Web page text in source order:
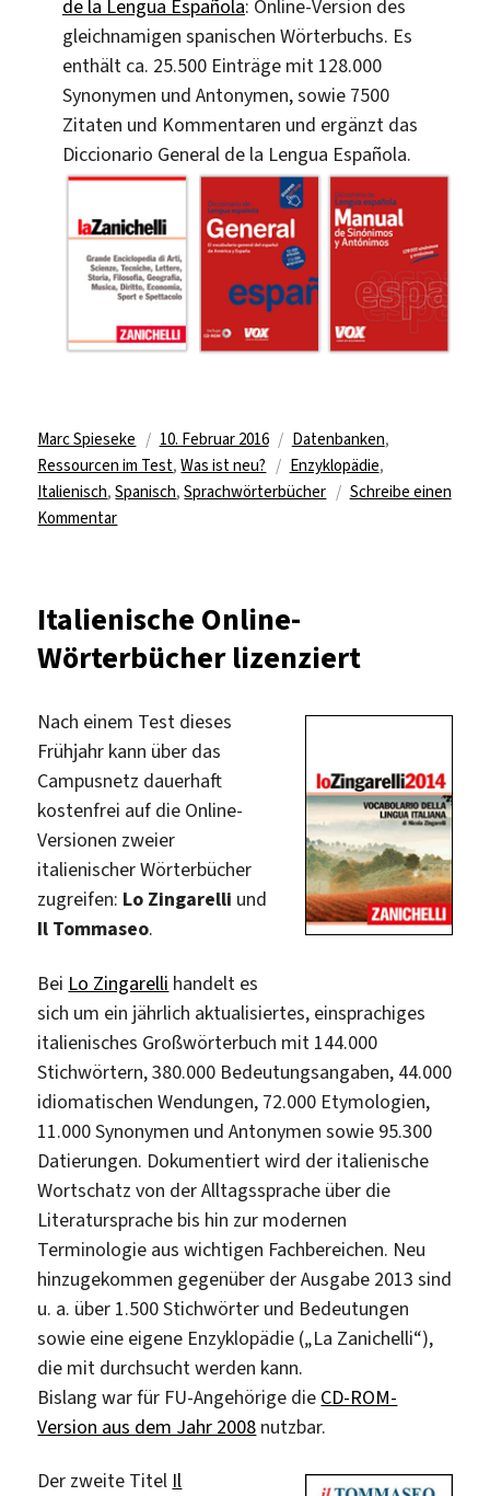
de la Lengua Española: Online-Version des
gleichnamigen spanischen Wörterbuchs. Es
enthält ca. 25.500 Einträge mit 128.000
Synonymen und Antonymen, sowie 7500
Zitaten und Kommentaren und ergänzt das
Diccionario General de la Lengua Española.
Autor
Marc Spieseke
Veröffentlicht
am
10. Februar 2016 Kategorien
Datenbanken,
Ressourcen im Test,Was ist neu? Schlagwörter
Enzyklopädie,
Italienisch,Spanisch,Sprachwörterbücher
Schreibe einen
Kommentarzu
und
spanische
Nachschlagewerke
Italienische Online-
Wörterbücher lizenziert
Nach einem Test dieses
Frühjahr kann über das
Campusnetz dauerhaft
kostenfrei auf die Online-
Versionen zweier
italienischer Wörterbücher
zugreifen: Lo Zingarelli und
Il Tommaseo.
Bei Lo Zingarelli handelt es
sich um ein jährlich aktualisiertes, einsprachiges
italienisches Großwörterbuch mit 144.000
Stichwörtern, 380.000 Bedeutungsangaben, 44.000
idiomatischen Wendungen, 72.000 Etymologien,
11.000 Synonymen und Antonymen sowie 95.300
Datierungen. Dokumentiert wird der italienische
Wortschatz von der Alltagssprache über die
Literatursprache bis hin zur modernen
Terminologie aus wichtigen Fachbereichen. Neu
hinzugekommen gegenüber der Ausgabe 2013 sind
u. a. über 1.500 Stichwörter und Bedeutungen
sowie eine eigene Enzyklopädie („La Zanichelli“),
die mit durchsucht werden kann.
Bislang war für FU-Angehörige die CD-ROM-
Version aus dem Jahr 2008 nutzbar.
Der zweite Titel Il